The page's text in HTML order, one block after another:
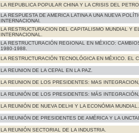
LA REPUBLICA POPULAR CHINA Y LA CRISIS DEL
LA RESPUESTA DE AMERICA LATINA A UNA NUEVA
INTERNACIONAl.
LA RESTRUCTURACION DEL CAPITALISMO MUNDIAL Y
INTERNACIONAL.
LA RESTRUCTURACIÓN REGIONAL EN MÉXICO:
1980-1988.
LA RESTRUCTURACIÓN TECNOLÓGICA EN MÉXICO. EL
LA REUNION DE LA CEPAL EN LA PAZ.
LA REUNION DE LOS PRESIDENTES: MAS
LA REUNIÓN DE LOS PRESIDENTES: MÁS
LA REUNIÓN DE NUEVA DELHI Y LA ECONÓMIA MUNDIAL.
LA REUNIÓN DE PRESIDENTES DE AMÉRICA Y LA
LA REUNIÓN SECTORIAL DE LA INDUSTRIA.